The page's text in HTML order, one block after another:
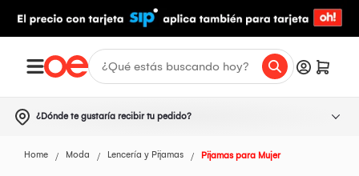
¿Dónde te gustaría recibir tu pedido?
Home Moda Lencería y Pijamas Pijamas para Mujer